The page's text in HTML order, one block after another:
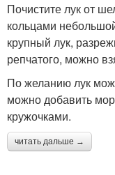
Почистите лук от
кольцами
крупный лук,
репчатого, можно
По желанию лук
можно добавить
кружочками.
читать дальше →